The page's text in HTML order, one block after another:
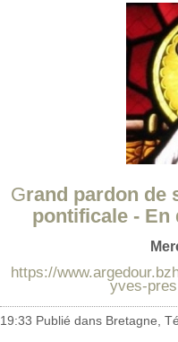
Grand pardon de
pontificale - En
https://
yves-
19:33 Publié dans Bretagne,